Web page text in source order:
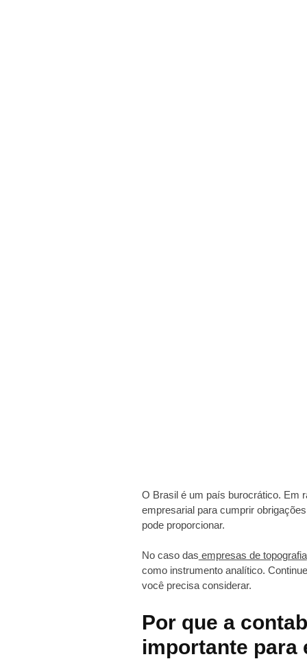
O Brasil é um país burocrático. Em
empresarial para cumprir
pode proporcionar.
No caso das empresas de topografia
como instrumento analítico.
você precisa considerar.
Por que a
importante para